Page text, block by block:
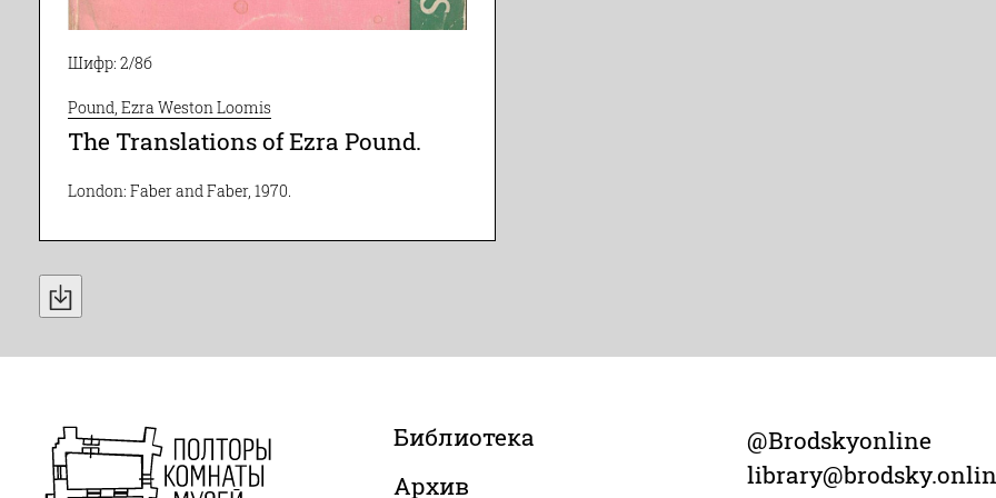
Шифр: 2/8б
Pound, Ezra Weston Loomis
The Translations of Ezra Pound.
London: Faber and Faber, 1970.
Библиотека
Архив
@Brodskyonline